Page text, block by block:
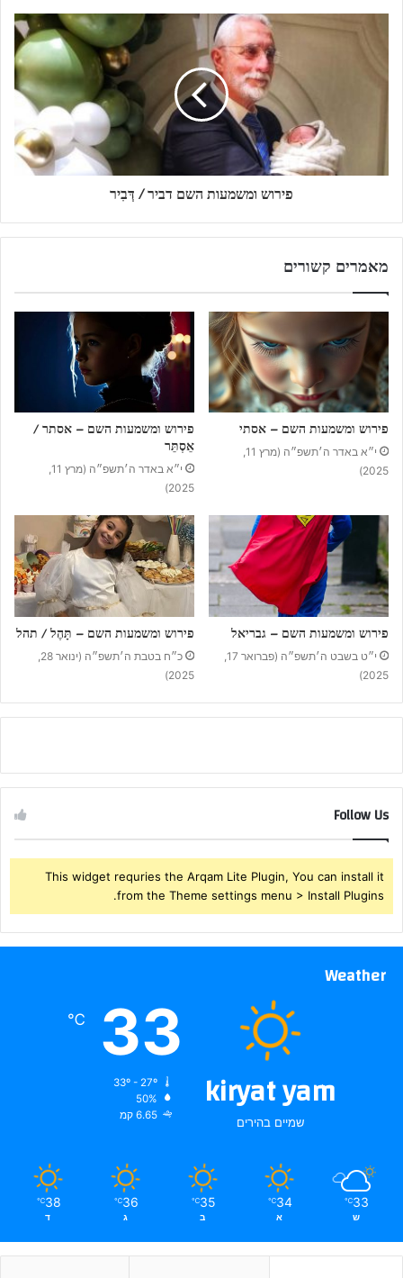
פירוש ומשמעות השם דביר / דְּבִיר
מאמרים קשורים
פירוש ומשמעות השם – אסתי
י״א באדר ה׳תשפ״ה (מרץ 11,
2025)
פירוש ומשמעות השם – אסתר /
אֵסְתֵּר
י״א באדר ה׳תשפ״ה (מרץ 11,
2025)
פירוש ומשמעות השם – גבריאל
י״ט בשבט ה׳תשפ״ה (פברואר 17,
2025)
פירוש ומשמעות השם – תָּהֶל / תהל
כ״ח בטבת ה׳תשפ״ה (ינואר 28,
2025)
Follow Us
This widget requries the Arqam Lite Plugin, You can install it
from the Theme settings menu > Install Plugins.
Weather
kiryat yam
שמיים בהירים
33
℃
50%
6.65 קמ
33
℃
ש
34
℃
א
35
℃
ב
36
℃
ג
38
℃
ד